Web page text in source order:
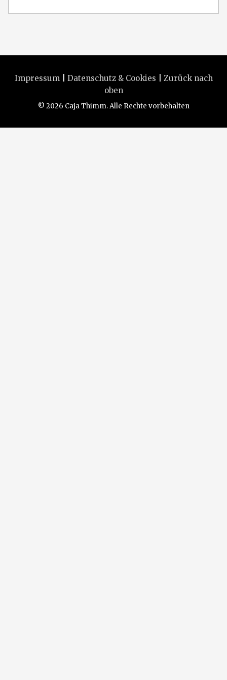
Impressum| Datenschutz & Cookies
Zurück nach
oben
© 2026 Caja Thimm. Alle Rechte vorbehalten